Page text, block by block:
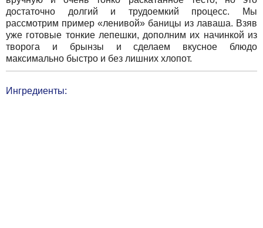
достаточно долгий и трудоемкий процесс. Мы
рассмотрим пример «ленивой» баницы из лаваша. Взяв
уже готовые тонкие лепешки, дополним их начинкой из
творога и брынзы и сделаем вкусное блюдо
максимально быстро и без лишних хлопот.
Ингредиенты: